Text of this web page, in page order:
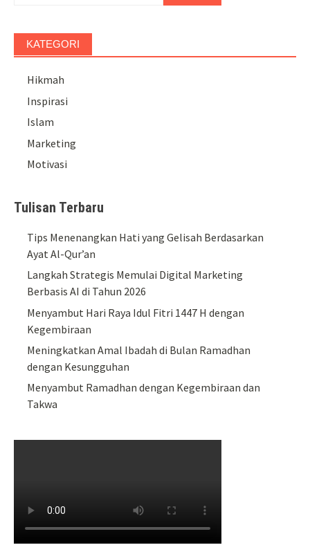
KATEGORI
Hikmah
Inspirasi
Islam
Marketing
Motivasi
Tulisan Terbaru
Tips Menenangkan Hati yang Gelisah Berdasarkan
Ayat Al-Qur’an
Langkah Strategis Memulai Digital Marketing
Berbasis AI di Tahun 2026
Menyambut Hari Raya Idul Fitri 1447 H dengan
Kegembiraan
Meningkatkan Amal Ibadah di Bulan Ramadhan
dengan Kesungguhan
Menyambut Ramadhan dengan Kegembiraan dan
Takwa